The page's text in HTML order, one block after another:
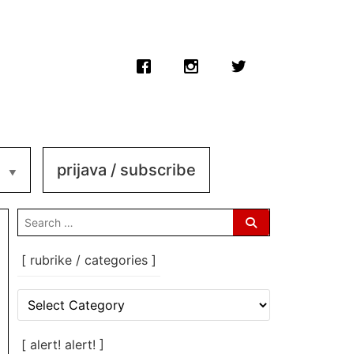
prijava / subscribe
search
for:
[ rubrike / categories ]
rubrike
categories
[ alert! alert! ]